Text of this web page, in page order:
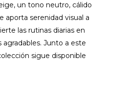
un tono neutro, cálido
aporta serenidad visual a
las rutinas diarias en
Junto a este
sigue disponible